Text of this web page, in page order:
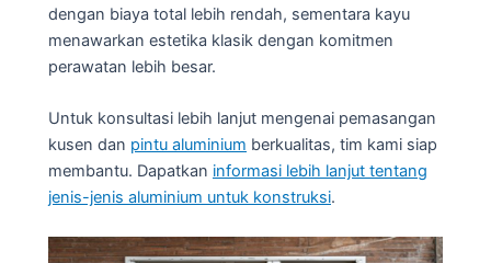
dengan biaya total lebih rendah, sementara kayu
menawarkan estetika klasik dengan komitmen
perawatan lebih besar.
Untuk konsultasi lebih lanjut mengenai pemasangan
kusen dan pintu aluminium berkualitas, tim kami siap
membantu. Dapatkan informasi lebih lanjut tentang
jenis-jenis aluminium untuk konstruksi.